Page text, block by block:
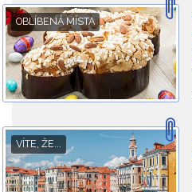
OBLÍBENÁ MÍSTA
VÍTE, ŽE...